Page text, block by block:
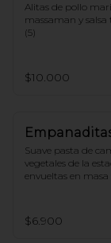
Alitas de pollo
massaman y
(5)
$10.000
Suave pasta de
vegetales de la
envueltas en
$6.900